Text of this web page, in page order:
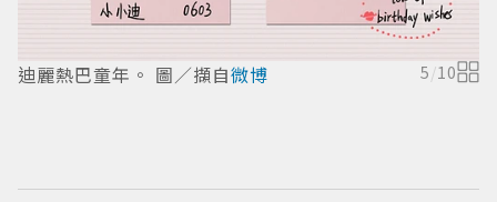
迪麗熱巴童年。 圖／擷自微博 5/10